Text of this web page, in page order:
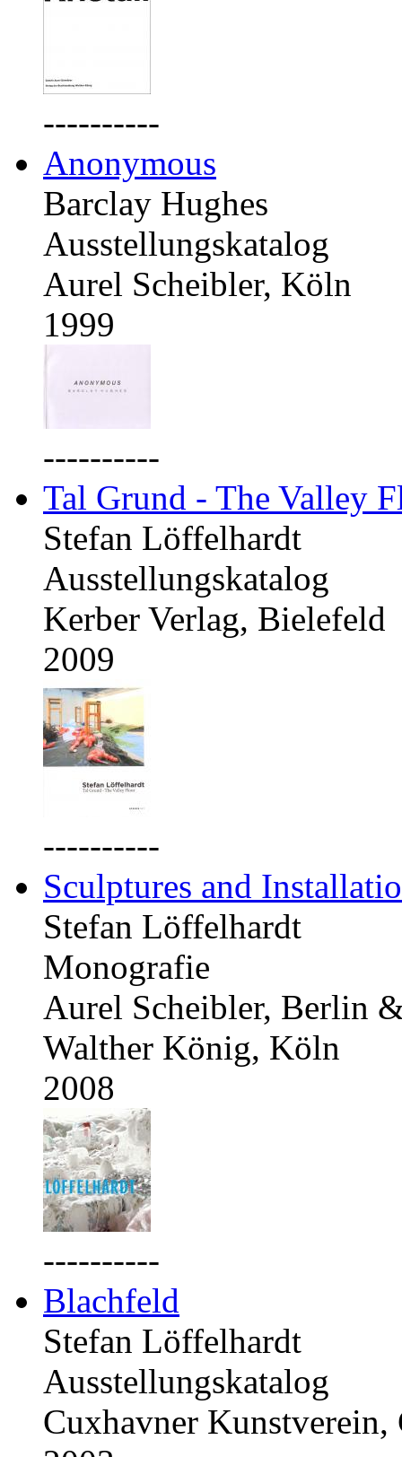
----------
Anonymous
Barclay Hughes
Ausstellungskatalog
Aurel Scheibler, Köln
1999
----------
Tal Grund - The Valley
Stefan Löffelhardt
Ausstellungskatalog
Kerber Verlag, Bielefeld
2009
----------
Sculptures and
Stefan Löffelhardt
Monografie
Aurel Scheibler, Berlin
Walther König, Köln
2008
----------
Blachfeld
Stefan Löffelhardt
Ausstellungskatalog
Cuxhavner Kunstverein,